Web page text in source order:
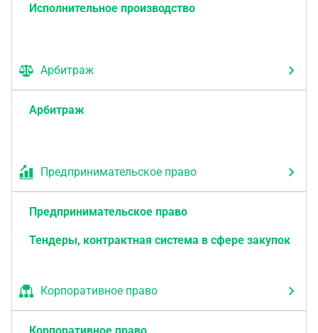
Исполнительное производство
Арбитраж
Арбитраж
Предпринимательское право
Предпринимательское право
Тендеры, контрактная система в сфере закупок
Корпоративное право